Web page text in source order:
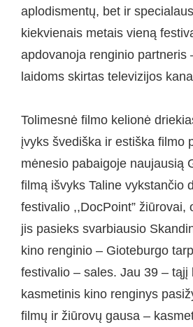
aplodismentų, bet ir
kiekvienais metais vieną
apdovanoja renginio partneris
laidoms skirtas televizijos
Tolimesnė filmo kelionė
įvyks švediška ir estiška filmo
mėnesio pabaigoje naujausią
filmą išvyks Taline vykstančio
festivalio ,,DocPoint” žiūrovai,
jis pasieks svarbiausio
kino renginio – Gioteburgo
festivalio – sales. Jau 39 – tąjį
kasmetinis kino renginys
filmų ir žiūrovų gausa –